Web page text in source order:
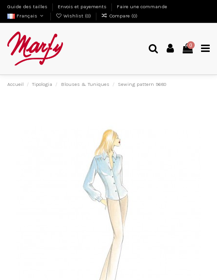
Guide des tailles Envois et payements
Faire une commande
Français
Wishlist (0) Compare (0)
0
Accueil Tipologia Blouses & Tuniques Sewing pattern 9680